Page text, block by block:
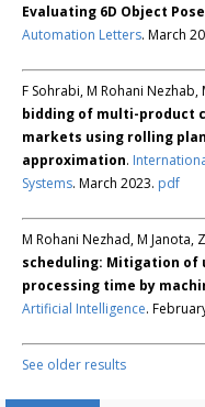
Evaluating 6D Object
Automation Letters. March
F Sohrabi, M Rohani Nezhab,
bidding of multi-product
markets using rolling
approximation.
Systems. March 2023. pdf
M Rohani Nezhad, M Janota,
scheduling: Mitigation of
processing time by
Artificial Intelligence.
See older results